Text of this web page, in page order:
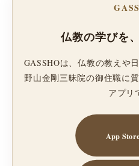
仏教の学びを
GASSHOは、仏教の教えや
野山金剛三昧院の御住職に
アプリ
App